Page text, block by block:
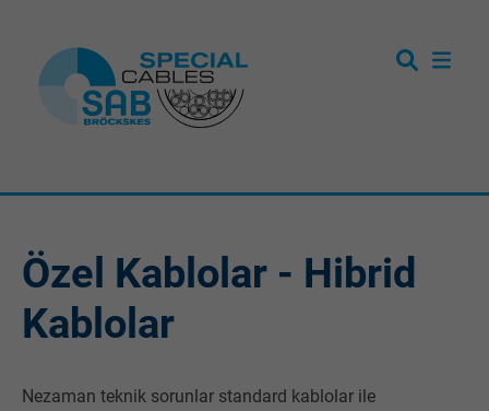
Özel Kablolar - Hibrid
Kablolar
Nezaman teknik sorunlar standard kablolar ile